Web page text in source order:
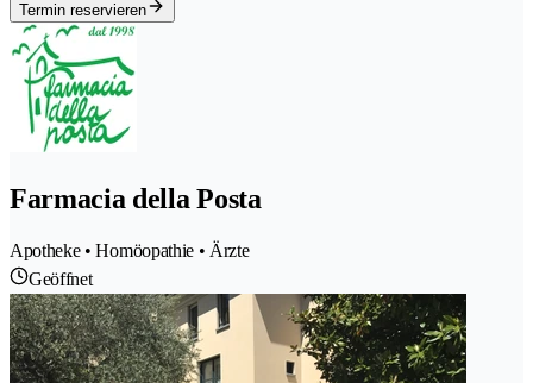
Termin reservieren
Farmacia della Posta
Apotheke • Homöopathie • Ärzte
Geöffnet